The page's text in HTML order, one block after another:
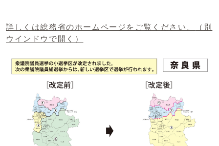
詳しくは総務省のホームページをご覧ください。
（別
ウインドウで開く）